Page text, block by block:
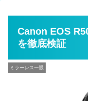
Canon EOS
を徹底検証
ミラーレス一眼